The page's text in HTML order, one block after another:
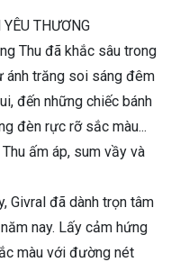
THƯƠNG
Thu đã khắc sâu trong
ánh trăng soi sáng đêm
đến những chiếc bánh
đèn rực rỡ sắc màu...
ấm áp, sum vầy và
Givral đã dành trọn tâm
nay. Lấy cảm hứng
màu với đường nét